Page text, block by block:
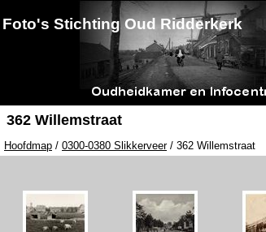
Foto's Stichting Oud Ridderkerk
362 Willemstraat
Hoofdmap / 0300-0380 Slikkerveer/ 362 Willemstraat